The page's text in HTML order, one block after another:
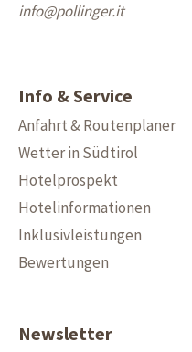
info@pollinger.it
Info & Service
Anfahrt & Routenplaner
Wetter in Südtirol
Hotelprospekt
Hotelinformationen
Inklusivleistungen
Bewertungen
Newsletter